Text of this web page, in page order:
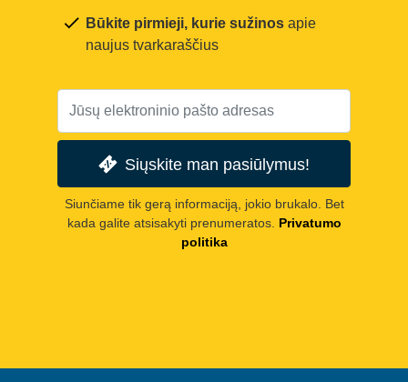
Būkite pirmieji, kurie sužinos apie
naujus tvarkaraščius
Siųskite man pasiūlymus!
Siunčiame tik gerą informaciją, jokio brukalo. Bet
kada galite atsisakyti prenumeratos. Privatumo
politika